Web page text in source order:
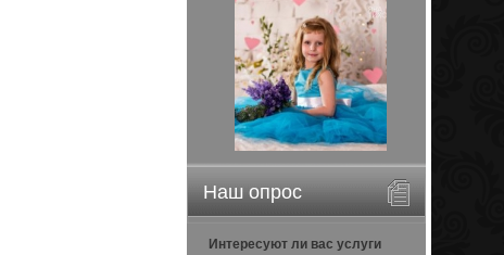
Наш опрос
Интересуют ли вас услуги